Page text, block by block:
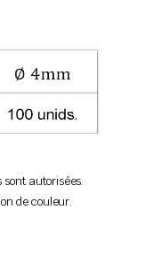
autorisées.
de couleur.